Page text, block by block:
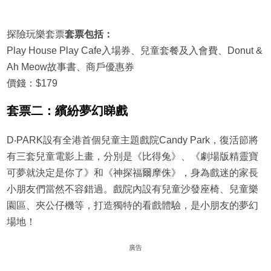
探險玩樂套票套票包括：
Play House Play Cafe入場券、兒童套餐及入會費、Donut &
Ah Meow故事書、商戶優惠券
價錢：$179
套票二：繽紛夢幻睇戲
D‧PARK設有全港首個兒童主題戲院Candy Park，復活節將
有三套兒童電影上畫，分別是《比得兔》、《劇場版精靈寶
可夢就決定是你了》和《神探福爾摩侏》，身為戲迷的家長
小朋友們當然不容錯過。戲院內設有兒童沙發座椅、兒童樂
園區、夾公仔機等，打造獨特的看戲體驗，是小朋友的夢幻
場地！
廣告